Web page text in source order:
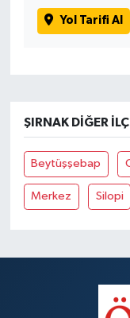
Yol Tarifi Al
ŞIRNAK DIĞER
Beytüşşebap
Merkez Silopi